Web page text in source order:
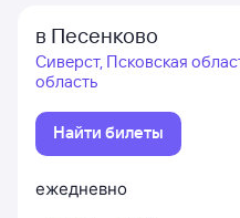
в Песенково
Сиверст, Псковская
область
Найти билеты
ежедневно